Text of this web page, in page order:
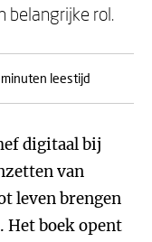
belangrijke rol.
leestijd
digitaal bij
van
leven brengen
Het boek opent